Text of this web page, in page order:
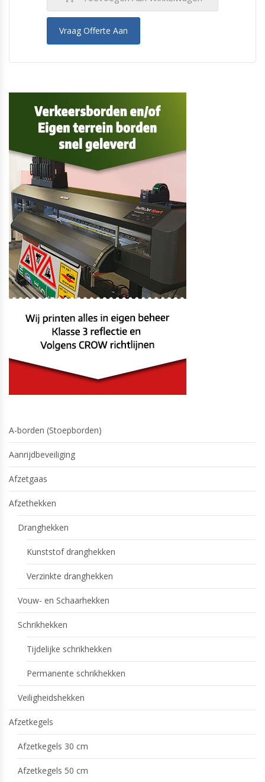
Vraag Offerte Aan
A-borden (Stoepborden)
Aanrijdbeveiliging
Afzetgaas
Afzethekken
Dranghekken
Kunststof dranghekken
Verzinkte dranghekken
Vouw- en Schaarhekken
Schrikhekken
Tijdelijke schrikhekken
Permanente schrikhekken
Veiligheidshekken
Afzetkegels
Afzetkegels 30 cm
Afzetkegels 50 cm